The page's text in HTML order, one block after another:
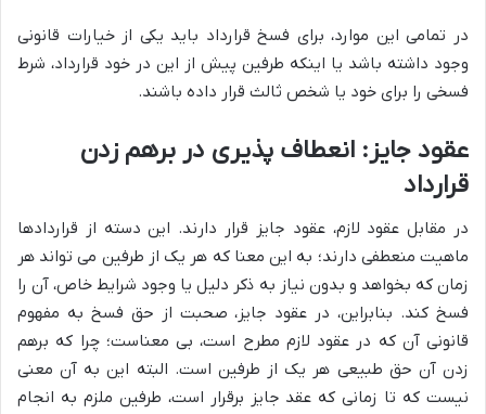
در تمامی این موارد، برای فسخ قرارداد باید یکی از خیارات قانونی
وجود داشته باشد یا اینکه طرفین پیش از این در خود قرارداد، شرط
فسخی را برای خود یا شخص ثالث قرار داده باشند.
عقود جایز: انعطاف پذیری در برهم زدن
قرارداد
در مقابل عقود لازم، عقود جایز قرار دارند. این دسته از قراردادها
ماهیت منعطفی دارند؛ به این معنا که هر یک از طرفین می تواند هر
زمان که بخواهد و بدون نیاز به ذکر دلیل یا وجود شرایط خاص، آن را
فسخ کند. بنابراین، در عقود جایز، صحبت از حق فسخ به مفهوم
قانونی آن که در عقود لازم مطرح است، بی معناست؛ چرا که برهم
زدن آن حق طبیعی هر یک از طرفین است. البته این به آن معنی
نیست که تا زمانی که عقد جایز برقرار است، طرفین ملزم به انجام